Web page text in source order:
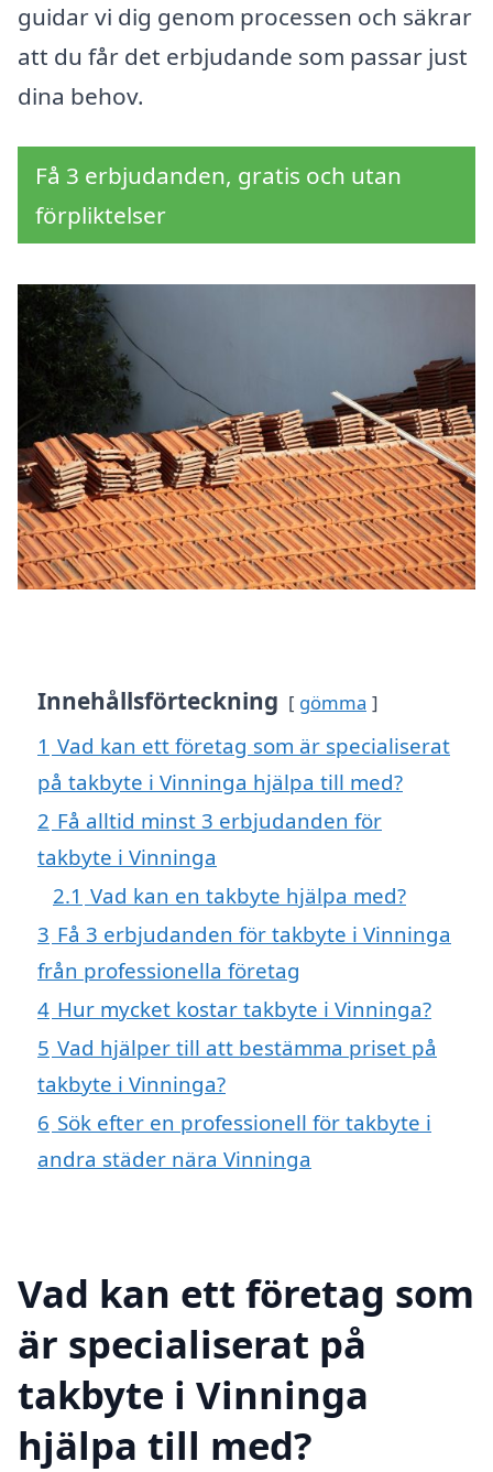
guidar vi dig genom processen och säkrar
att du får det erbjudande som passar just
dina behov.
Få 3 erbjudanden, gratis och utan
förpliktelser
Innehållsförteckning gömma
1 Vad kan ett företag som är specialiserat
på takbyte i Vinninga hjälpa till med?
2 Få alltid minst 3 erbjudanden för
takbyte i Vinninga
2.1 Vad kan en takbyte hjälpa med?
3 Få 3 erbjudanden för takbyte i Vinninga
från professionella företag
4 Hur mycket kostar takbyte i Vinninga?
5 Vad hjälper till att bestämma priset på
takbyte i Vinninga?
6 Sök efter en professionell för takbyte i
andra städer nära Vinninga
Vad kan ett företag som
är specialiserat på
takbyte i Vinninga
hjälpa till med?